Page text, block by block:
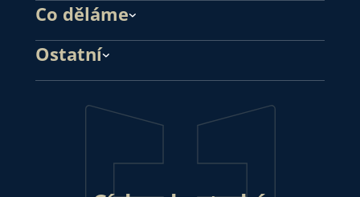
Co děláme
Ostatní